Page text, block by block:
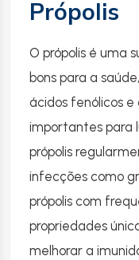
Própolis
O própolis é uma
bons para a
ácidos fenólicos
importantes para
própolis
infecções como
própolis com
propriedades
melhorar a